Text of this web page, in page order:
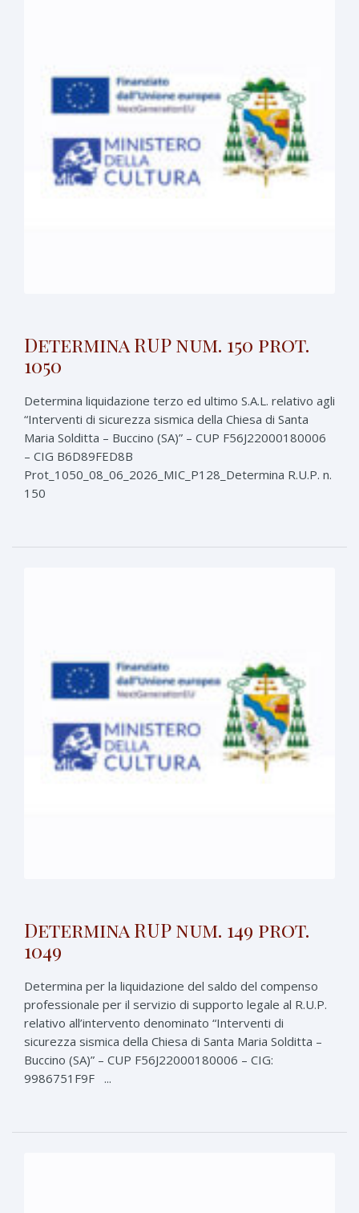
Determina RUP num. 150 prot.
1050
Determina liquidazione terzo ed ultimo S.A.L. relativo agli
“Interventi di sicurezza sismica della Chiesa di Santa
Maria Solditta – Buccino (SA)” – CUP F56J22000180006
– CIG B6D89FED8B
Prot_1050_08_06_2026_MIC_P128_Determina R.U.P. n.
150
Determina RUP num. 149 prot.
1049
Determina per la liquidazione del saldo del compenso
professionale per il servizio di supporto legale al R.U.P.
relativo all’intervento denominato “Interventi di
sicurezza sismica della Chiesa di Santa Maria Solditta –
Buccino (SA)” – CUP F56J22000180006 – CIG:
9986751F9F ...